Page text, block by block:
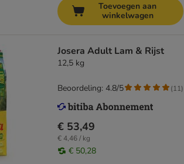
Toevoegen aan
winkelwagen
Josera Adult Lam & Rijst
12,5 kg
€ 53,49
€ 4,46 / kg
€ 50,28
Beoordeling: 4.8/5 (11)